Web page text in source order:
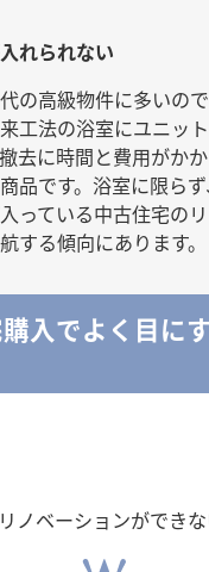
れられない
の高級物件に多いの
工法の浴室にユニッ
去に時間と費用がか
品です。浴室に限ら
っている中古住宅の
する傾向にあります。
入でよく目に
ノベーションができ